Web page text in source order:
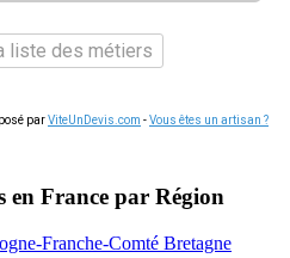
liste des métiers
parViteUnDevis.com -Vous êtes un artisan ?
en France par Région
Franche-Comté Bretagne